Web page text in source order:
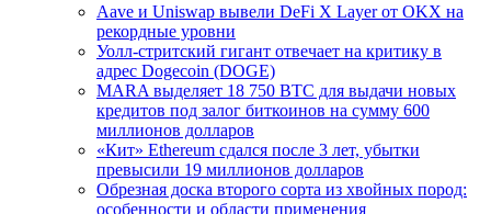
Aave и Uniswap вывели DeFi X Layer от OKX на
рекордные уровни
Уолл-стритский гигант отвечает на критику в
адрес Dogecoin (DOGE)
MARA выделяет 18 750 BTC для выдачи новых
кредитов под залог биткоинов на сумму 600
миллионов долларов
«Кит» Ethereum сдался после 3 лет, убытки
превысили 19 миллионов долларов
Обрезная доска второго сорта из хвойных пород:
особенности и области применения